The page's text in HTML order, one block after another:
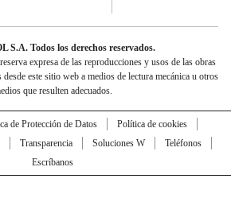
S.A. Todos los derechos reservados.
expresa de las reproducciones y usos de las obras
este sitio web a medios de lectura mecánica u otros
que resulten adecuados.
de Protección de Datos
Política de cookies
Transparencia Soluciones W
Teléfonos
Escríbanos